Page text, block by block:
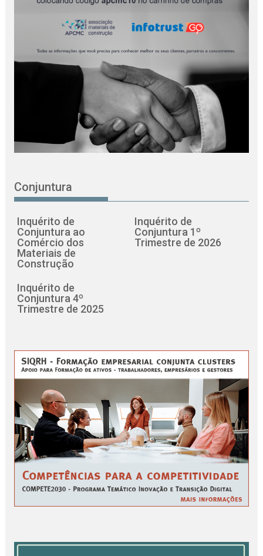
Conjuntura
Inquérito de
Conjuntura ao
Comércio dos
Materiais de
Construção
Inquérito de
Conjuntura 1º
Trimestre de 2026
Inquérito de
Conjuntura 4º
Trimestre de 2025